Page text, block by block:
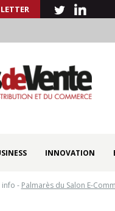
INNOVATION
info - Palmarès du Salon E-